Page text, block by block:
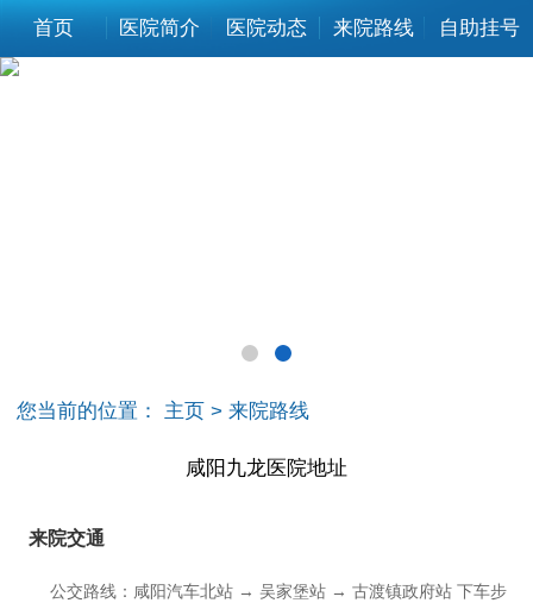
首页 医院简介 医院动态 来院路线 自助挂号
您当前的位置： 主页 > 来院路线
咸阳九龙医院地址
来院交通
公交路线：咸阳汽车北站 → 吴家堡站 → 古渡镇政府站 下车步